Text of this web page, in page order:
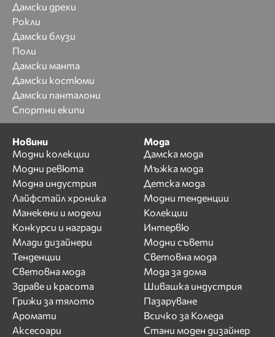
Дамски дрехи
Рокли
Дамски блузи
Поли
Дамски манта
Дамски костюми
Дамски панталони
Спортни екипи
Новини
Модни колекции
Модни ревюта
Модна индустрия
Лайфстайл хроника
Манекени и модели
Конкурси и награди
Млади дизайнери
Тенденции
Световна мода
Здраве и красота
Грижи за тялото
Аромати
Аксесоари
Мода
Дамска мода
Мъжка мода
Детска мода
Модни тенденции
Колекции
Интервю
Модни съвети
Световна мода
Мода за дома
Шивашка индустрия
Пазаруване
Всичко за Коледа
Стани моден дизайнер